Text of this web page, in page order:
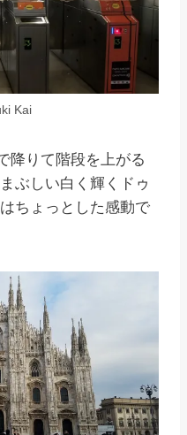
Kai
降りて階段を上がる
ぶしい白く輝くドゥ
ちょっとした感動で